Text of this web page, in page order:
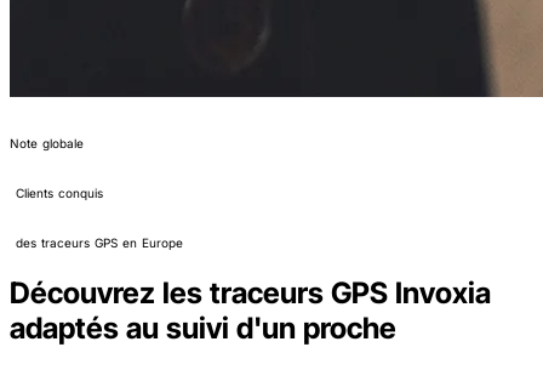
Note globale
Clients conquis
des traceurs GPS en Europe
Découvrez les traceurs GPS Invoxia
adaptés au suivi d'un proche